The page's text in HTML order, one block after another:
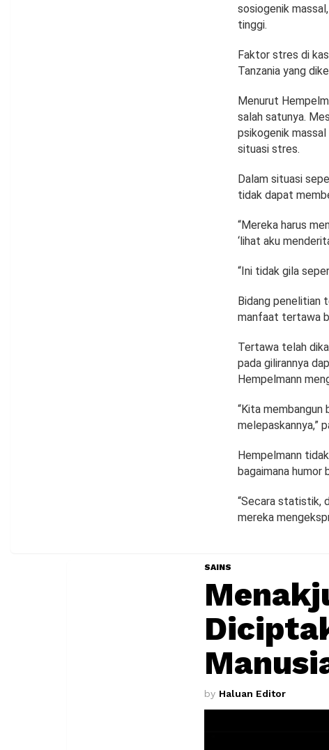
sosiogenik
tinggi.
Faktor stres di
Tanzania yang
Menurut
salah satunya.
psikogenik
situasi stres.
Dalam situasi
tidak dapat
“Mereka harus
‘lihat aku
“Ini tidak gila
Bidang penelitian
manfaat tertawa
Tertawa telah
pada gilirannya
Hempelmann
“Kita membangun
melepaskannya,”
Hempelmann
bagaimana humor
“Secara statistik,
mereka
SAINS
by Haluan Editor